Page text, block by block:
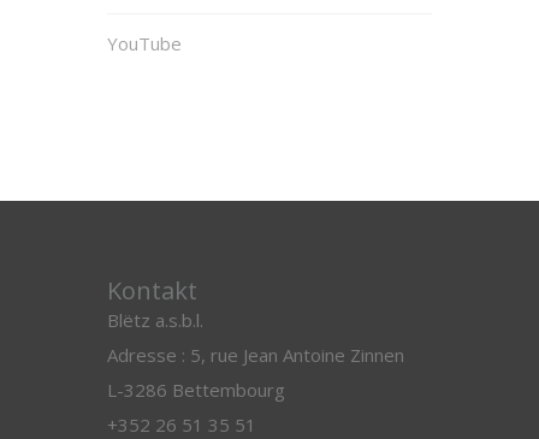
YouTube
Kontakt
Blëtz a.s.b.l.
Adresse : 5, rue Jean Antoine Zinnen
L-3286 Bettembourg
+352 26 51 35 51